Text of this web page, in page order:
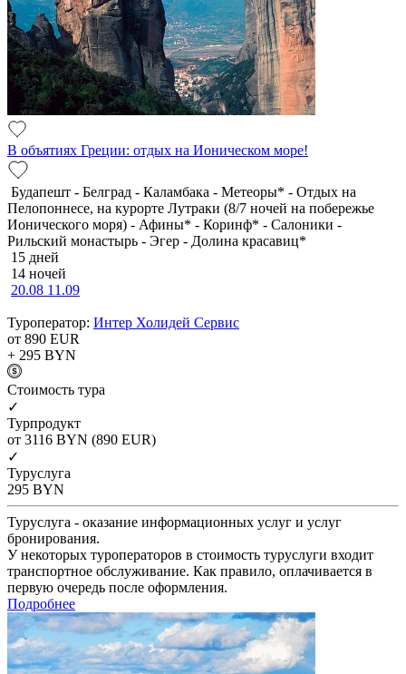
В объятиях Греции: отдых на Ионическом море!
Будапешт - Белград - Каламбака - Метеоры* - Отдых на
Пелопоннесе, на курорте Лутраки (8/7 ночей на побережье
Ионического моря) - Афины* - Коринф* - Салоники -
Рильский монастырь - Эгер - Долина красавиц*
15 дней
14 ночей
20.08 11.09
Туроператор: Интер Холидей Сервис
от 890 EUR
+ 295 BYN
Cтоимость тура
✓
Турпродукт
от 3116 BYN (890 EUR)
✓
Туруслуга
295 BYN
Туруслуга - оказание информационных услуг и услуг
бронирования.
У некоторых туроператоров в стоимость туруслуги входит
транспортное обслуживание. Как правило, оплачивается в
первую очередь после оформления.
Подробнее